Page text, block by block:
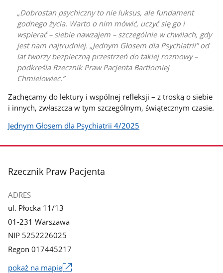
Dobrostan psychiczny to nie luksus, ale fundament
godnego życia. Warto o nim mówić, uczyć się go i
wspierać – siebie nawzajem – szczególnie w chwilach, gdy
jest nam najtrudniej. „Jednym Głosem dla Psychiatrii” od
lat tworzy bezpieczną przestrzeń do takiej rozmowy –
podkreśla Rzecznik Praw Pacjenta Bartłomiej
Chmielowiec.
Zachęcamy do lektury i wspólnej refleksji – z troską o siebie
i innych, zwłaszcza w tym szczególnym, świątecznym czasie.
Jednym Głosem dla Psychiatrii 4/2025
stopka
Rzecznik Praw Pacjenta
ADRES
ul. Płocka 11/13
01-231 Warszawa
NIP 5252226025
Regon 017445217
pokaż na mapie